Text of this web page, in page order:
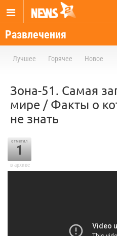
Развлечения
Лучшее Горячее Новое
Зона-51. Самая
мире / Факты о
не знать
отметил
1
в архиве